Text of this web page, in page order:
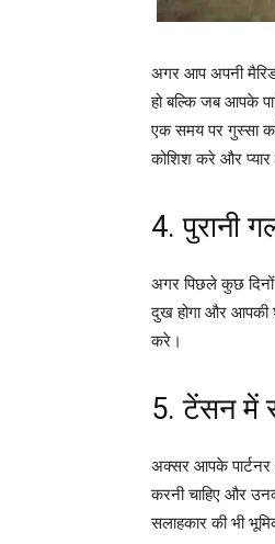
अगर आप अपनी मैरिड
हो बल्कि जब आपके
एक समय पर गुस्सा
कोशिश करे और
4. पुरानी
अगर पिछले कुछ
दुख होगा और आपकी
करे।
5. टेंसन में
अक्सर आपके
करनी चाहिए और
सलाहकार की भी